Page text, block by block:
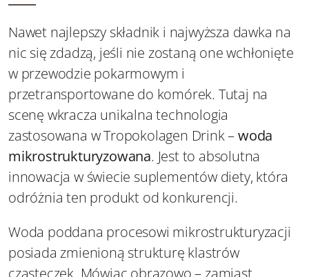
Nawet najlepszy składnik i najwyższa dawka na
nic się zdadzą, jeśli nie zostaną one wchłonięte
w przewodzie pokarmowym i
przetransportowane do komórek. Tutaj na
scenę wkracza unikalna technologia
zastosowana w Tropokolagen Drink –woda
mikrostrukturyzowana. Jest to absolutna
innowacja w świecie suplementów diety, która
odróżnia ten produkt od konkurencji.
Woda poddana procesowi mikrostrukturyzacji
posiada zmienioną strukturę klastrów
cząsteczek. Mówiąc obrazowo – zamiast